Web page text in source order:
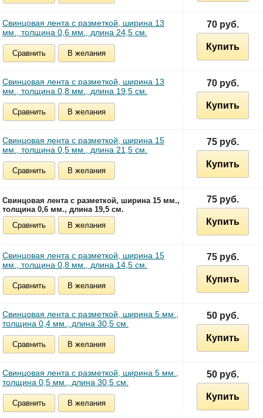
Свинцовая лента с разметкой, ширина 13
мм., толщина 0,6 мм., длина 24,5 см.
Сравнить В желания
70 руб.
Купить
Свинцовая лента с разметкой, ширина 13
мм., толщина 0,8 мм., длина 19,5 см.
Сравнить В желания
70 руб.
Купить
Свинцовая лента с разметкой, ширина 15
мм., толщина 0,5 мм., длина 21,5 см.
Сравнить В желания
75 руб.
Купить
Свинцовая лента с разметкой, ширина 15 мм.,
толщина 0,6 мм., длина 19,5 см.
Сравнить
В желания
75 руб.
Купить
Свинцовая лента с разметкой, ширина 15
мм., толщина 0,8 мм., длина 14,5 см.
Сравнить В желания
75 руб.
Купить
Свинцовая лента с разметкой, ширина 5 мм.,
толщина 0,4 мм., длина 30,5 см.
Сравнить В желания
50 руб.
Купить
Свинцовая лента с разметкой, ширина 5 мм.,
толщина 0,5 мм., длина 30,5 см.
Сравнить В желания
50 руб.
Купить